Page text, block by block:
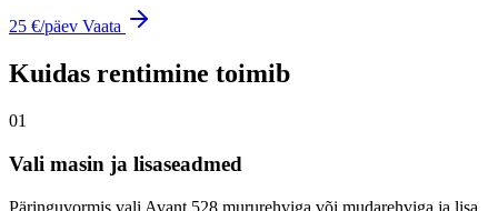
25 €/päev Vaata
Kuidas rentimine toimib
01
Vali masin ja lisaseadmed
Päringuvormis vali Avant 528 mururehviga või mudarehviga ja lisa